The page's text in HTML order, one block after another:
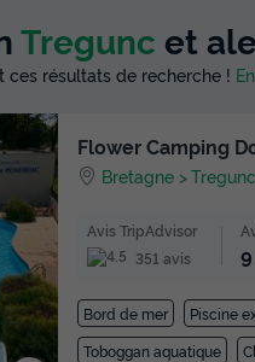
Tregunc et
ces résultats de recherche !
Flower Camping
Bretagne Tregunc
Avis TripAdvisor
351 avis
9
Bord de mer Piscine
Toboggan aquatique